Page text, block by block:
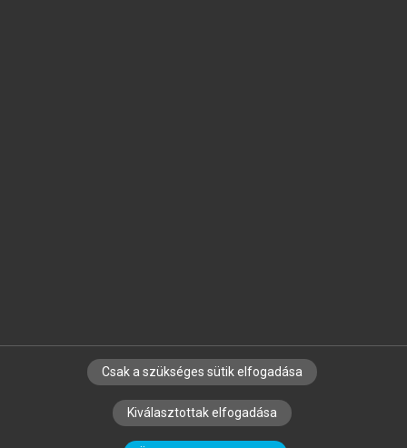
SZERZŐKNEK CÉGEKNEK KÖNYVTÁROSOKNAK
SZERKESZTÉSI ÉS LEKTORÁLÁSI ALAPELVEK
Csak a szükséges sütik elfogadása
Kiválasztottak elfogadása